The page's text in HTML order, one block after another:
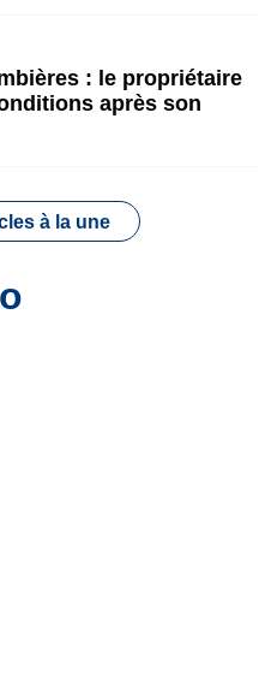
: le propriétaire
après son
à la une